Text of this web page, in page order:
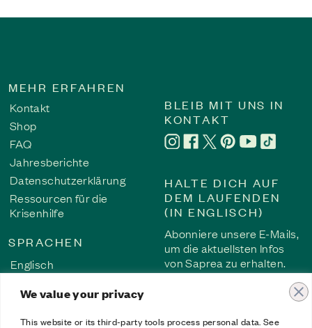
We value your privacy
This website or its third-party tools process personal data. See
Die Geschichte neu schreiben: Der Weg vom
Über 40 Jahre lang redete sie sich ein, dass der
Sicherheit, Heilung und die Kraft, ihre Geschichte neu zu
Selbstmitgefühl.
Überlebensgeschichte
MEHR ERFAHREN
Kontakt
Shop
FAQ
Jahresberichte
Datenschutzerklärung
Ressourcen für die
Krisenhilfe
SPRACHEN
Englisch
Deutsch
Spanisch
BLEIB MIT UNS IN
KONTAKT
HALTE DICH AUF
DEM LAUFENDEN
(IN ENGLISCH)
Abonniere unsere E-Mails,
um die aktuellsten Infos
von Saprea zu erhalten.